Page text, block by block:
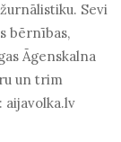
Sevi
bērnības,
Āgenskalna
un trim
aijavolka.lv